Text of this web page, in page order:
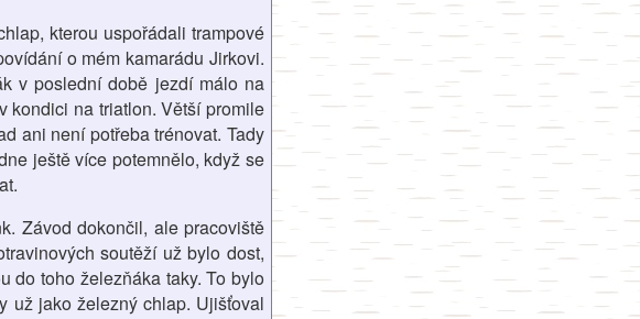
kterou uspořádali trampové
o mém kamarádu Jirkovi.
v poslední době jezdí málo na
kondici na triatlon. Větší promile
ani není potřeba trénovat. Tady
ještě více potemnělo, když se
Závod dokončil, ale pracoviště
soutěží už bylo dost,
do toho železňáka taky. To bylo
už jako železný chlap. Ujišťoval